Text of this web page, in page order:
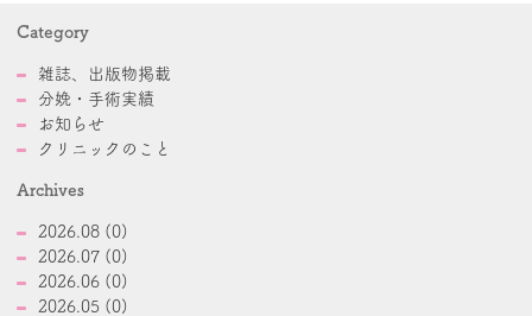
Category
雑誌、出版物掲載
分娩・手術実績
お知らせ
クリニックのこと
Archives
2026.08 (0)
2026.07 (0)
2026.06 (0)
2026.05 (0)